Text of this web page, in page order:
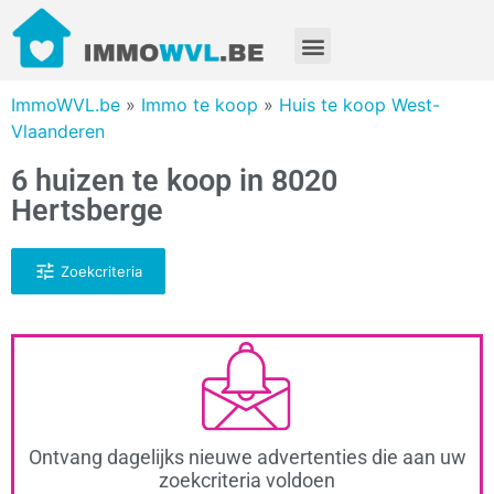
ImmoWVL.be » Immo te koop » Huis te koop West-
Vlaanderen
6 huizen te koop in 8020
Hertsberge
Zoekcriteria
Ontvang dagelijks nieuwe advertenties die aan uw
zoekcriteria voldoen